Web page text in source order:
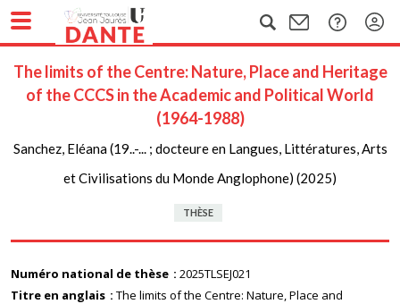
The limits of the Centre: Nature, Place and Heritage
of the CCCS in the Academic and Political World
(1964-1988)
Sanchez, Eléana (19..-... ; docteure en Langues, Littératures, Arts
et Civilisations du Monde Anglophone) (2025)
THÈSE
Numéro national de thèse
2025TLSEJ021
Titre en anglais
The limits of the Centre: Nature, Place and